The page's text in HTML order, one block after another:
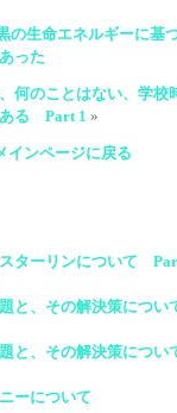
の生命エネルギーに基
った
何のことはない、学校
ある Part 1 »
インページに戻る
ターリンについて
と、その解決策につ
と、その解決策につ
ーについて